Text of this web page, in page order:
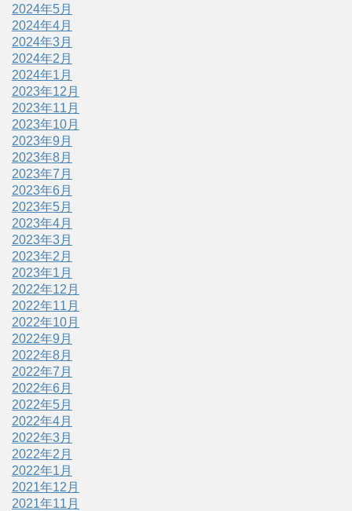
2024年5月
2024年4月
2024年3月
2024年2月
2024年1月
2023年12月
2023年11月
2023年10月
2023年9月
2023年8月
2023年7月
2023年6月
2023年5月
2023年4月
2023年3月
2023年2月
2023年1月
2022年12月
2022年11月
2022年10月
2022年9月
2022年8月
2022年7月
2022年6月
2022年5月
2022年4月
2022年3月
2022年2月
2022年1月
2021年12月
2021年11月